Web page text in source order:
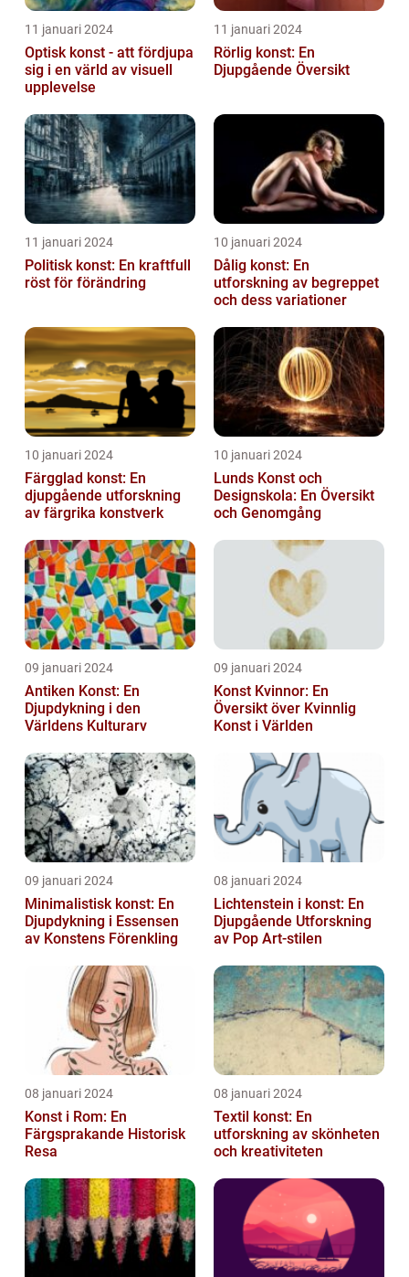
11 januari 2024
Optisk konst - att fördjupa
sig i en värld av visuell
upplevelse
11 januari 2024
Rörlig konst: En
Djupgående Översikt
11 januari 2024
Politisk konst: En kraftfull
röst för förändring
10 januari 2024
Dålig konst: En
utforskning av begreppet
och dess variationer
10 januari 2024
Färgglad konst: En
djupgående utforskning
av färgrika konstverk
10 januari 2024
Lunds Konst och
Designskola: En Översikt
och Genomgång
09 januari 2024
Antiken Konst: En
Djupdykning i den
Världens Kulturarv
09 januari 2024
Konst Kvinnor: En
Översikt över Kvinnlig
Konst i Världen
09 januari 2024
Minimalistisk konst: En
Djupdykning i Essensen
av Konstens Förenkling
08 januari 2024
Lichtenstein i konst: En
Djupgående Utforskning
av Pop Art-stilen
08 januari 2024
Konst i Rom: En
Färgsprakande Historisk
Resa
08 januari 2024
Textil konst: En
utforskning av skönheten
och kreativiteten